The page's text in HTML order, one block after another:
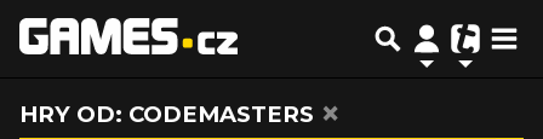
HRY OD: CODEMASTERS ×